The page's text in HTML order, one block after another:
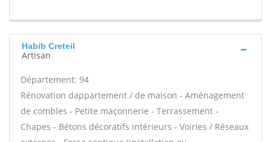
Habib Creteil
Artisan
Département: 94
Rénovation dappartement / de maison - Aménagement
de combles - Petite maçonnerie - Terrassement -
Chapes - Bétons décoratifs intérieurs - Voiries / Réseaux